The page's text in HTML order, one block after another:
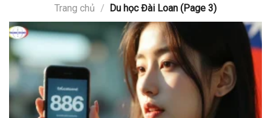
Trang chủ / Du học Đài Loan (Page 3)